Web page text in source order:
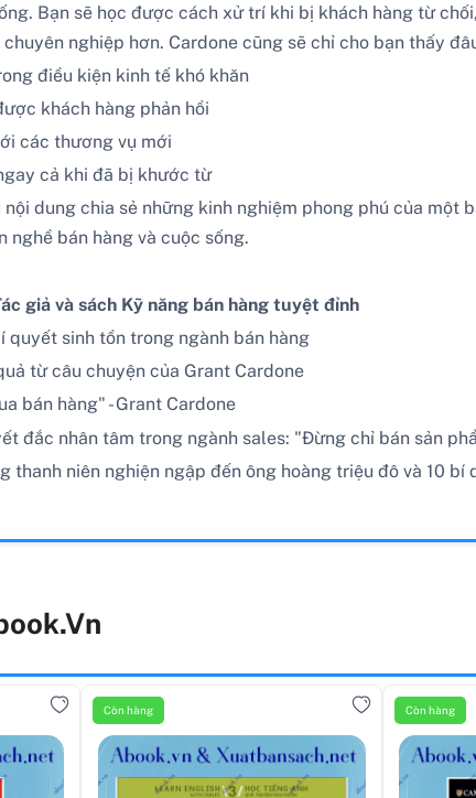
Bạn sẽ học được cách xử trí khi bị khách hàng từ
nghiệp hơn. Cardone cũng sẽ chỉ cho bạn thấy
điều kiện kinh tế khó khăn
khách hàng phản hồi
các thương vụ mới
cả khi đã bị khước từ
dung chia sẻ những kinh nghiệm phong phú của
nghề bán hàng và cuộc sống.
giả và sách Kỹ năng bán hàng tuyệt đỉnh
quyết sinh tồn trong ngành bán hàng
từ câu chuyện của Grant Cardone
bán hàng" - Grant Cardone
đắc nhân tâm trong ngành sales: "Đừng chỉ bán sản
thanh niên nghiện ngập đến ông hoàng triệu đô và 10
Còn hàng Còn hàng